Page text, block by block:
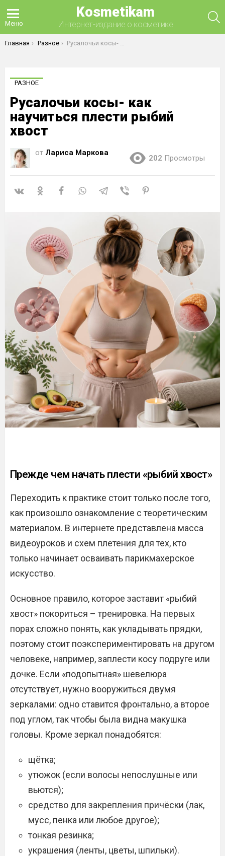
Меню
Kosmetikam
Интернет-издание о косметике
Вы здесь:
Главная Разное Русалочьи косы- как научиться плести рыбий хвост
РАЗНОЕ
Русалочьи косы- как
научиться плести рыбий
хвост
от Лариса Маркова
202 Просмотры
Прежде чем начать плести «рыбий хвост»
Переходить к практике стоит только после того,
как произошло ознакомление с теоретическим
материалом. В интернете представлена масса
видеоуроков и схем плетения для тех, кто
только начинает осваивать парикмахерское
искусство.
Основное правило, которое заставит «рыбий
хвост» покориться – тренировка. На первых
порах сложно понять, как укладывать прядки,
поэтому стоит поэкспериментировать на другом
человеке, например, заплести косу подруге или
дочке. Если «подопытная» шевелюра
отсутствует, нужно вооружиться двумя
зеркалами: одно ставится фронтально, а второе
под углом, так чтобы была видна макушка
головы. Кроме зеркал понадобятся:
щётка;
утюжок (если волосы непослушные или
вьются);
средство для закрепления причёски (лак,
мусс, пенка или любое другое);
тонкая резинка;
украшения (ленты, цветы, шпильки).